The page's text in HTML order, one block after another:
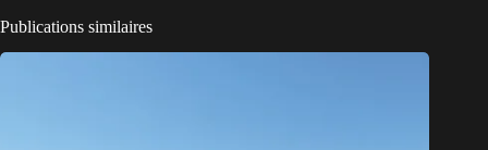
Publications similaires